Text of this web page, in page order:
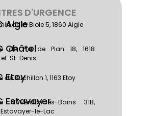
D'URGENCE
Aigle
de la Biole 5, 1860 Aigle
Châtel
de Pra de Plan 18, 1618
St-Denis
Etoy
de Buchillon 1, 1163 Etoy
Estavayer
d’Yverdon-les-Bains 31B,
Estavayer-le-Lac